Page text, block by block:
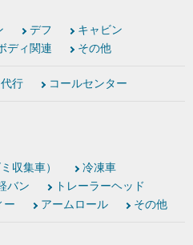
デフ
キャビン
ディ関連 その他
行 コールセンター
収集車）
冷凍車
バン
トレーラーヘッド
ー アームロール その他